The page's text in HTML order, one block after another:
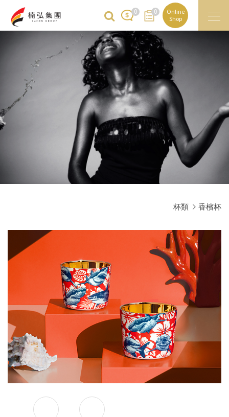
0 0
Online
Shop
杯類 香檳杯